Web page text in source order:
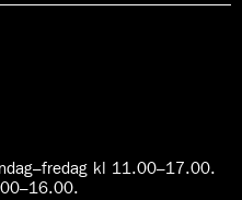
kl 11.00–17.00.